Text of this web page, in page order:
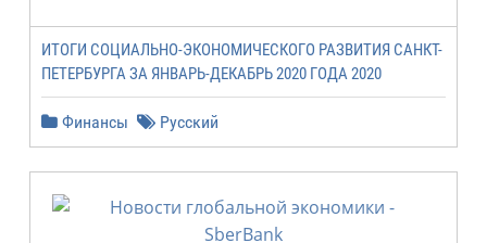
ИТОГИ СОЦИАЛЬНО-ЭКОНОМИЧЕСКОГО РАЗВИТИЯ САНКТ-
ПЕТЕРБУРГА ЗА ЯНВАРЬ-ДЕКАБРЬ 2020 ГОДА 2020
Финансы Русский